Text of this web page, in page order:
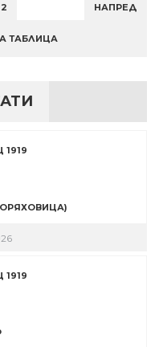
2 НАПРЕД
ТАБЛИЦА